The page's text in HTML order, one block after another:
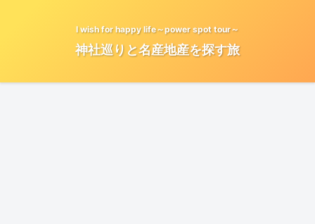
I wish for happy life～power spot tour～
神社巡りと名産地産を探す旅